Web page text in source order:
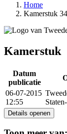
Home
Kamerstuk
Kamerstuk
Datum
publicatie
06-07-2015
12:55
Details openen